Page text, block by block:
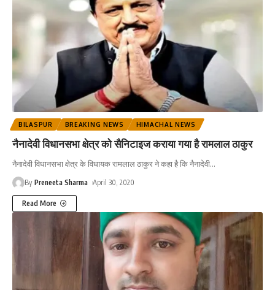
BILASPUR BREAKING NEWS HIMACHAL NEWS
नैनादेवी विधानसभा क्षेत्र को सैनिटाइज कराया गया है रामलाल ठाकुर
नैनादेवी विधानसभा क्षेत्र के विधायक रामलाल ठाकुर ने कहा है कि नैनादेवी…
By Preneeta Sharma April 30, 2020
Read More